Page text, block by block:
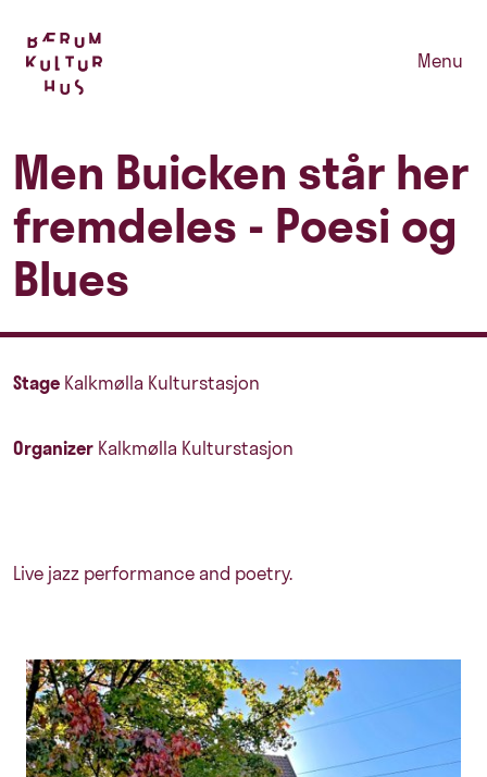
Menu
Men Buicken står her
fremdeles - Poesi og
Blues
Stage Kalkmølla Kulturstasjon
Organizer Kalkmølla Kulturstasjon
Live jazz performance and poetry.